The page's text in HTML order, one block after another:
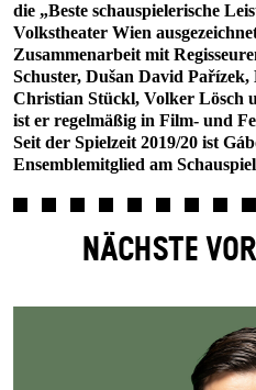
die „Beste schauspielerische
Volkstheater Wien
Zusammenarbeit mit
Schuster, Dušan David
Christian Stückl, Volker Lösch
ist er regelmäßig in Film- und
Seit der Spielzeit 2019/20 ist
Ensemblemitglied am
NÄCHSTE